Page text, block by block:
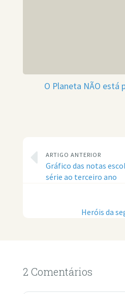
O Planeta NÃO está
ARTIGO ANTERIOR
Gráfico das notas
série ao terceiro ano
Heróis da
2 Comentários